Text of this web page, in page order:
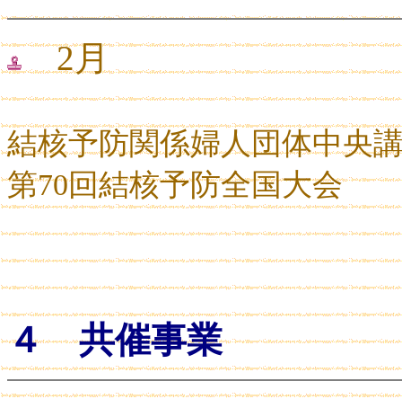
2月
結核予防関係婦人団体中央
第70回結核予防全国大会
４ 共催事業